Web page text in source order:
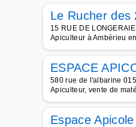
Le Rucher des
15 RUE DE
Apiculteur à Ambérieu
ESPACE
580 rue de l'albarine
Apiculteur, vente de
Espace